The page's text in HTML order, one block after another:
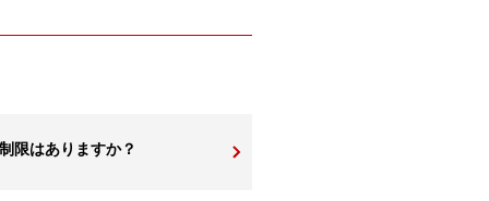
限はありますか？